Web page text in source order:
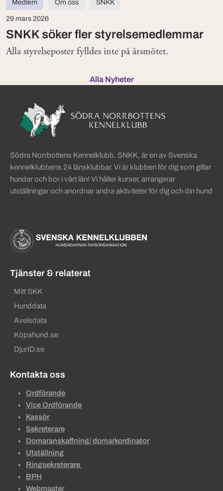
SNKK söker fler styrelsemedlemmar
Medlem Om oss SNKK
29 mars 2026
Alla styrelseposter fylldes inte på årsmötet.
Alla Nyheter
Sidinformation och
Köpa hund startsida
Södra Norrbottens Kennelklubb, SNKK, är en av Svenska
kennelklubbens 24 länsklubbar. Vi är klubben för dig som gillar
hundar och bor i vårt län! Vi håller kurser, arrangerar
utställningar och anordnar andra aktiviteter för dig och din hund
Tjänster & relaterat
Mitt SKK
Hunddata
Avelsdata
Köpahund.se
DjurID.se
Kontakta oss
Ordförande
Vice Ordförande
Kassör
Sekreterare
Domaranskaffning/ domarkordinator
Utställning
Ringsekreterare
BPH
Webmaster